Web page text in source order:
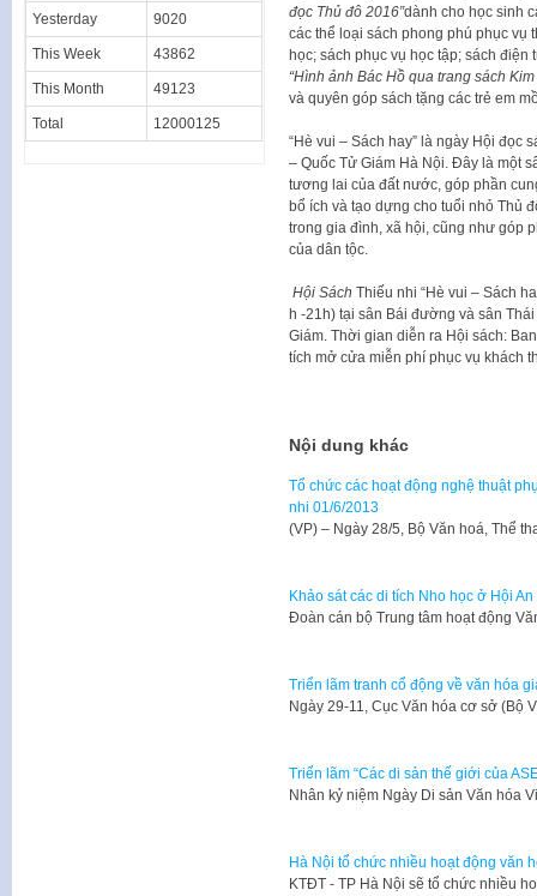
đọc Thủ đô 2016”dành cho học sinh
các thể loại sách phong phú phục vụ
học; sách phục vụ học tập; sách
“Hình ảnh Bác Hồ qua trang sách
và quyên góp sách tặng các trẻ em
“Hè vui – Sách hay” là ngày Hội đọc
– Quốc Tử Giám Hà Nội. Đây là một
tương lai của đất nước, góp phần
bổ ích và tạo dựng cho tuổi nhỏ Thủ
trong gia đình, xã hội, cũng như góp
của dân tộc.
Hội Sách Thiếu nhi “Hè vui – Sách
h -21h) tại sân Bái đường và sân
Giám. Thời gian diễn ra Hội sách:
tích mở cửa miễn phí phục vụ khách
Nội dung khác
Tổ chức các hoạt động nghệ thuật
nhi 01/6/2013
​(VP) – Ngày 28/5, Bộ Văn hoá, Thể
Khảo sát các di tích Nho học ở Hội An
​​Đoàn cán bộ Trung tâm hoạt động
Triển lãm tranh cổ động về văn hóa
​Ngày 29-11, Cục Văn hóa cơ sở (Bộ
Triển lãm “Các di sản thế giới của
​Nhân kỷ niệm Ngày Di sản Văn hóa
Hà Nội tổ chức nhiều hoạt động văn
​KTĐT - TP Hà Nội sẽ tổ chức nhiều
Yesterday 9020
This Week 43862
This Month 49123
Total 12000125